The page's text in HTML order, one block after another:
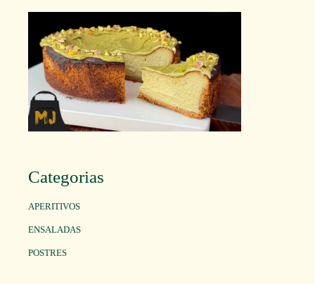
Categorias
APERITIVOS
ENSALADAS
POSTRES